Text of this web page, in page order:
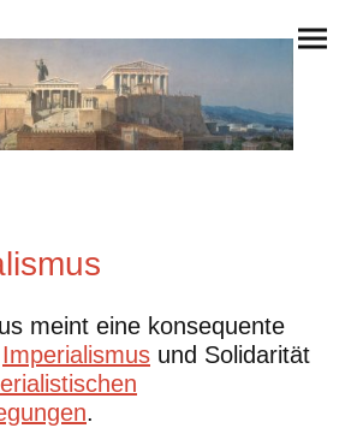
meint eine konsequente
Imperialismus und Solidarität
.